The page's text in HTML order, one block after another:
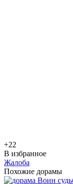
+22
В избранное
Жалоба
Похожие дорамы